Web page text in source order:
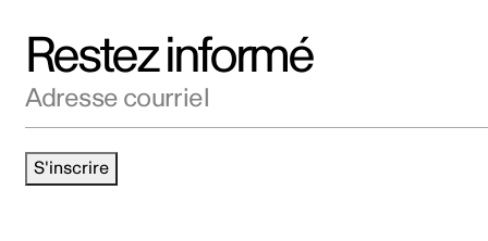
Restez informé
S'inscrire